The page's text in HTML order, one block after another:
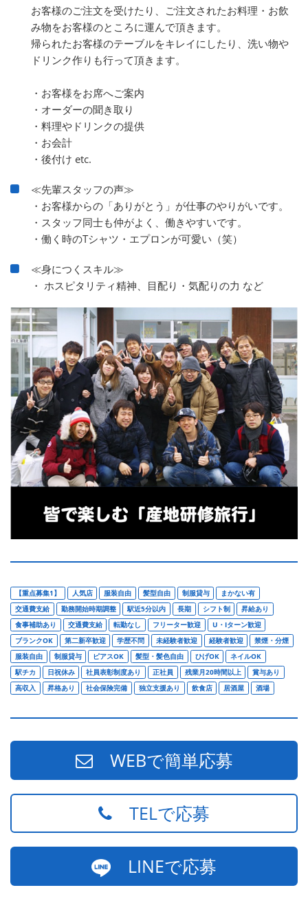
お客様のご注文を受けたり、ご注文されたお料理・お飲
み物をお客様のところに運んで頂きます。
帰られたお客様のテーブルをキレイにしたり、洗い物や
ドリンク作りも行って頂きます。
・お客様をお席へご案内
・オーダーの聞き取り
・料理やドリンクの提供
・お会計
・後付け etc.
≪先輩スタッフの声≫
・お客様からの「ありがとう」が仕事のやりがいです。
・スタッフ同士も仲がよく、働きやすいです。
・働く時のTシャツ・エプロンが可愛い（笑）
≪身につくスキル≫
・ ホスピタリティ精神、目配り・気配りの力 など
【重点募集1】 人気店 服装自由 髪型自由 制服貸与
まかない有
交通費支給
勤務開始時期調整 駅近5分以内 長期 シフト制
昇給あり
食事補助あり
交通費支給 転勤なし フリーター歓迎
U・Iターン歓迎
ブランクOK
第二新卒歓迎 学歴不問 未経験者歓迎 経験者歓迎
禁煙・分煙
服装自由
制服貸与 ピアスOK 髪型・髪色自由 ひげOK
ネイルOK
駅チカ
日祝休み 社員表彰制度あり 正社員 残業月20時間以上
賞与あり
高収入
昇格あり 社会保険完備 独立支援あり 飲食店 居酒屋 酒場
WEBで簡単応募
TELで応募
LINEで応募